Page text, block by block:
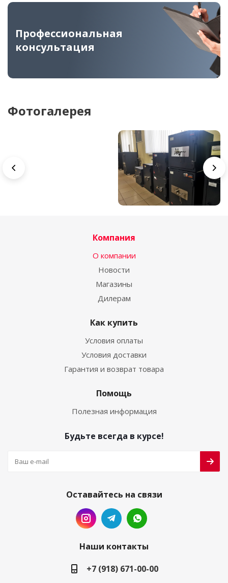
Профессиональная
консультация
Фотогалерея
Компания
О компании
Новости
Магазины
Дилерам
Как купить
Условия оплаты
Условия доставки
Гарантия и возврат товара
Помощь
Полезная информация
Будьте всегда в курсе!
Оставайтесь на связи
Наши контакты
+7 (918) 671-00-00